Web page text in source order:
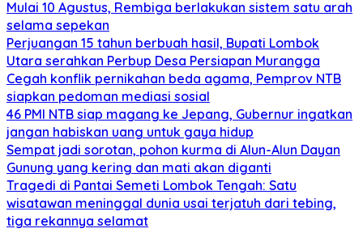
Mulai 10 Agustus, Rembiga berlakukan sistem satu arah
selama sepekan
Perjuangan 15 tahun berbuah hasil, Bupati Lombok
Utara serahkan Perbup Desa Persiapan Murangga
Cegah konflik pernikahan beda agama, Pemprov NTB
siapkan pedoman mediasi sosial
46 PMI NTB siap magang ke Jepang, Gubernur ingatkan
jangan habiskan uang untuk gaya hidup
Sempat jadi sorotan, pohon kurma di Alun-Alun Dayan
Gunung yang kering dan mati akan diganti
Tragedi di Pantai Semeti Lombok Tengah: Satu
wisatawan meninggal dunia usai terjatuh dari tebing,
tiga rekannya selamat